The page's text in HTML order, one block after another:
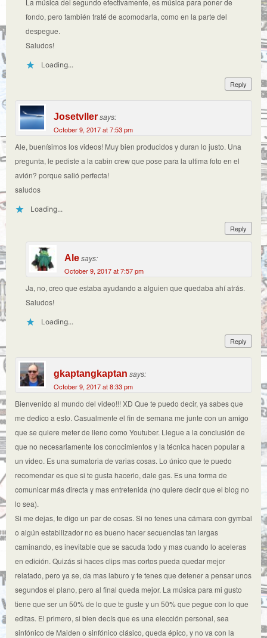
fondo, pero también traté de acomodarla, como en la parte del
despegue.
Saludos!
Loading...
Reply
Josetvllersays:
October 9, 2017 at 7:53 pm
Ale, buenísimos los videos! Muy bien producidos y duran lo justo. Una
pregunta, le pediste a la cabin crew que pose para la ultima foto en el
avión? porque salió perfecta!
saludos
Loading...
Reply
Alesays:
October 9, 2017 at 7:57 pm
Ja, no, creo que estaba ayudando a alguien que quedaba ahí atrás.
Saludos!
Loading...
Reply
gkaptangkaptan says:
October 9, 2017 at 8:33 pm
Bienvenido al mundo del video!!! XD Que te puedo decir, ya sabes que
me dedico a esto. Casualmente el fin de semana me junte con un amigo
que se quiere meter de lleno como Youtuber. Llegue a la conclusión de
que no necesariamente los conocimientos y la técnica hacen popular a
un video. Es una sumatoria de varias cosas. Lo único que te puedo
recomendar es que si te gusta hacerlo, dale gas. Es una forma de
comunicar más directa y mas entretenida (no quiere decir que el blog no
lo sea).
Si me dejas, te digo un par de cosas. Si no tenes una cámara con gymbal
o algún estabilizador no es bueno hacer secuencias tan largas
caminando, es inevitable que se sacuda todo y mas cuando lo aceleras
en edición. Quizás si haces clips mas cortos pueda quedar mejor
relatado, pero ya se, da mas laburo y te tenes que detener a pensar unos
segundos el plano, pero al final queda mejor. La música para mi gusto
tiene que ser un 50% de lo que te guste y un 50% que pegue con lo que
editas. El primero, si bien decís que es una elección personal, sea
sinfónico de Maiden o sinfónico clásico, queda épico, y no va con la